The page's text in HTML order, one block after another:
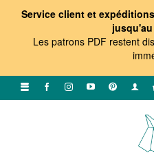
Service client et
Les patrons PDF restent